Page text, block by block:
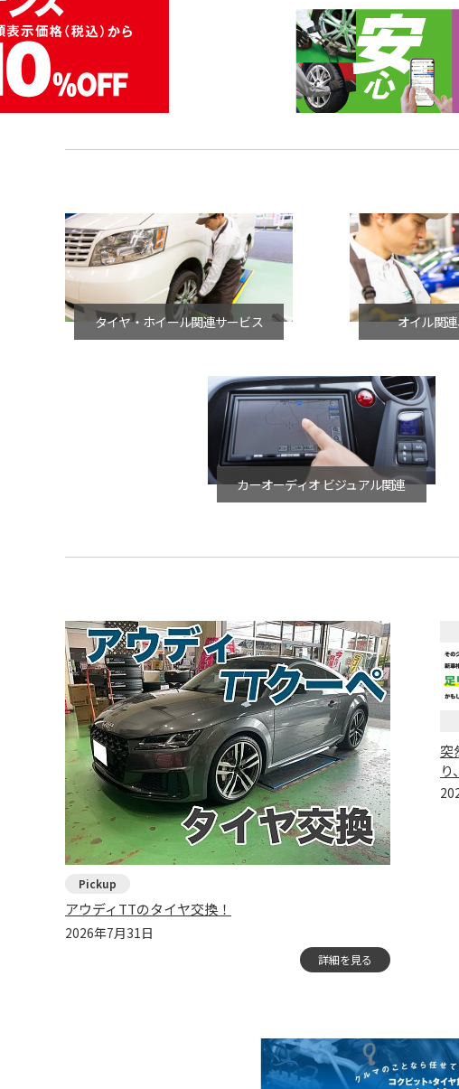
タイヤ・ホイール関連サービス オイル関
カーオーディオ ビジュアル関連
アウディTTのタイヤ交換！
2026年7月31日
詳細を見る
突
り